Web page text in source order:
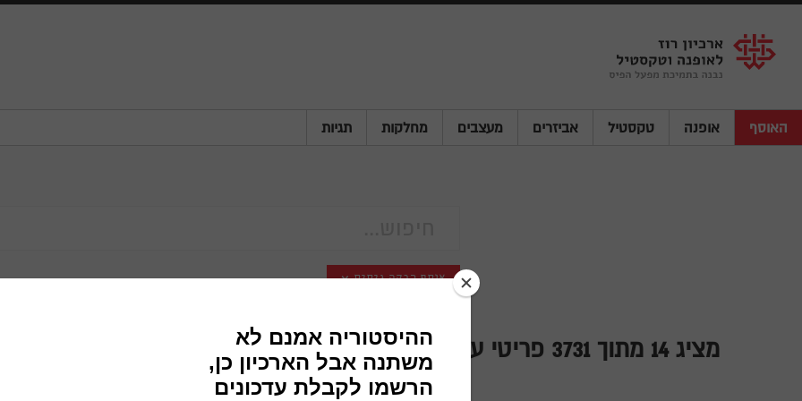
Shenkar
Logo
האוסף אופנה טקסטיל אביזרים מעצבים מחלקות תגיות
אוסף רבקה גיסיס
מציג14 מתוך 3731 פריטי עיצוב